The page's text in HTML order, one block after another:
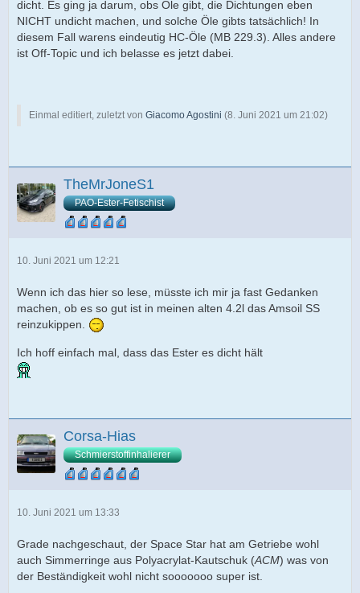
dicht. Es ging ja darum, obs Öle gibt, die Dichtungen eben
NICHT undicht machen, und solche Öle gibts tatsächlich! In
diesem Fall warens eindeutig HC-Öle (MB 229.3). Alles andere
ist Off-Topic und ich belasse es jetzt dabei.
Einmal editiert, zuletzt von Giacomo Agostini (8. Juni 2021 um 21:02)
TheMrJoneS1
PAO-Ester-Fetischist
10. Juni 2021 um 12:21
Wenn ich das hier so lese, müsste ich mir ja fast Gedanken
machen, ob es so gut ist in meinen alten 4.2l das Amsoil SS
reinzukippen.
Ich hoff einfach mal, dass das Ester es dicht hält
Corsa-Hias
Schmierstoffinhalierer
10. Juni 2021 um 13:33
Grade nachgeschaut, der Space Star hat am Getriebe wohl
auch Simmerringe aus Polyacrylat-Kautschuk (ACM) was von
der Beständigkeit wohl nicht sooooooo super ist.